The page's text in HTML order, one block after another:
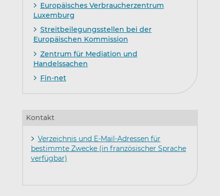
Europäisches Verbraucherzentrum
Luxemburg
Streitbeilegungsstellen bei der
Europäischen Kommission
Zentrum für Mediation und
Handelssachen
Fin-net
Kontakt
Verzeichnis und E-Mail-Adressen für
bestimmte Zwecke (in französischer Sprache
verfügbar)